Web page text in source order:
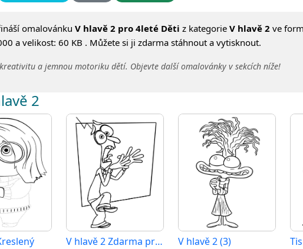
omalovánku V hlavě 2 pro 4leté Děti z kategorie V hlavě 2 ve
a velikost: 60 KB . Můžete si ji zdarma stáhnout a vytisknout.
a jemnou motoriku dětí. Objevte další omalovánky v sekcích níže!
2
V hlavě 2 Zdarma pro Děti V hlavě 2 (3)